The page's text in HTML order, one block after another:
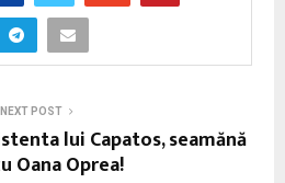
NEXT POST
lui Capatos, seamănă
Oana Oprea!